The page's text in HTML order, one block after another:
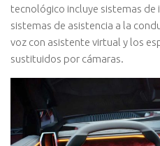
tecnológico incluye sistemas de
sistemas de asistencia a la
voz con asistente virtual y los
sustituidos por cámaras.